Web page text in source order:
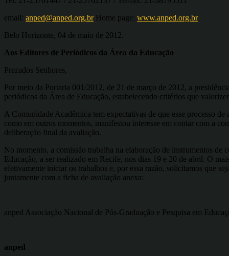
email: anped@anped.org.brHome page: www.anped.org.br
Belo Horizonte, 04 de maio de 2012.
Aos Editores de Periódicos da Área da Educação
Prezados Senhores,
Por meio da Portaria 001/2012, de 21 de março de 2012, a
periódicos da Área de Educação, estabelecendo critérios que
A Comunidade Acadêmica tem expectativas de que esse processo
como em outros momentos, manifestou interesse em contar com a
deliberação final da avaliação.
No momento, a comissão trabalha na elaboração de instrumentos
Educação, a ser realizado em Recife, nos dias 19 e 20 de abril. O
efetivamente iniciar os trabalhos e, por essa razão, solicitamos que
juntamente com a ficha de avaliação anexa:
anped Associação Nacional de Pós-Graduação e Pesquisa em
anped